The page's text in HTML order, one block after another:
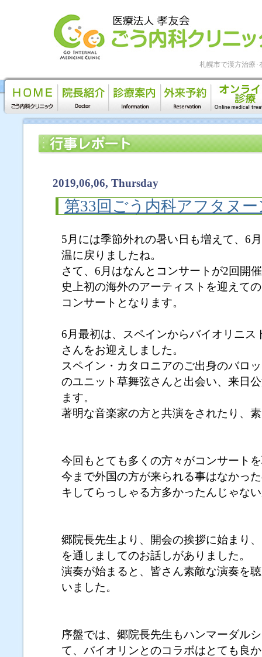
札幌市で漢方治療･
2019,06,06, Thursday
第33回ごう内科アフタヌ
5月には季節外れの暑い日も増えて、6
温に戻りましたね。
さて、6月はなんとコンサートが2回開
史上初の海外のアーティストを迎えての
コンサートとなります。
6月最初は、スペインからバイオリニ
さんをお迎えしました。
スペイン・カタロニアのご出身のバロ
のユニット草舞弦さんと出会い、来日
ます。
著明な音楽家の方と共演をされたり、
今回もとても多くの方々がコンサート
今まで外国の方が来られる事はなかっ
キしてらっしゃる方多かったんじゃな
郷院長先生より、開会の挨拶に始まり
を通しましてのお話しがありました。
演奏が始まると、皆さん素敵な演奏を
いました。
序盤では、郷院長先生もハンマーダル
て、バイオリンとのコラボはとても良